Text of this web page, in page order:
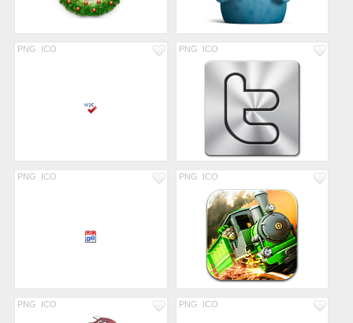
PNG ICO PNG ICO
PNG ICO PNG ICO
PNG ICO PNG ICO